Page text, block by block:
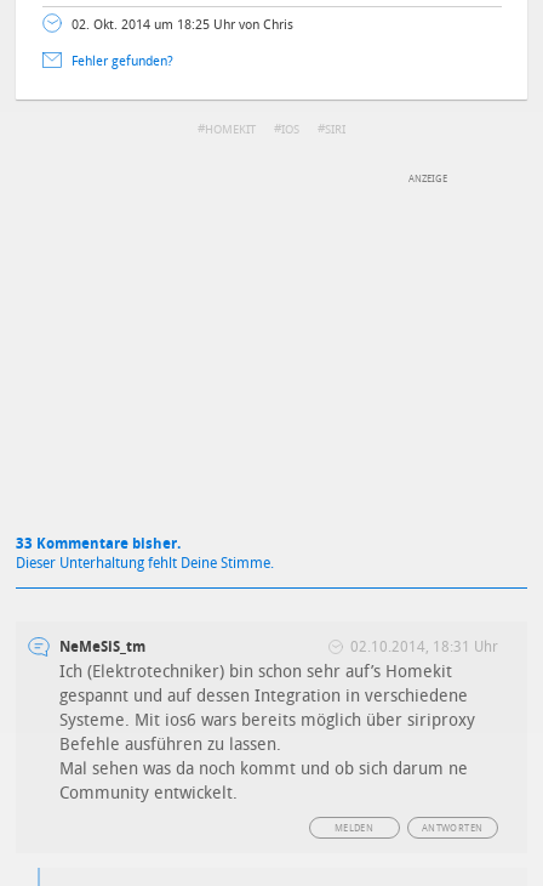
02. Okt. 2014 um 18:25 Uhr von Chris
Fehler gefunden?
HOMEKIT IOS SIRI
33 Kommentare bisher.
Dieser Unterhaltung fehlt Deine Stimme.
NeMeSiS_tm 02.10.2014, 18:31 Uhr
Ich (Elektrotechniker) bin schon sehr auf’s Homekit
gespannt und auf dessen Integration in verschiedene
Systeme. Mit ios6 wars bereits möglich über siriproxy
Befehle ausführen zu lassen.
Mal sehen was da noch kommt und ob sich darum ne
Community entwickelt.
ANTWORTEN
MELDEN